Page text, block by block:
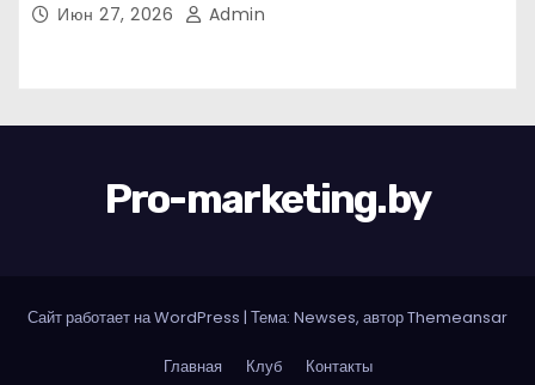
Июн 27, 2026 Admin
Pro-marketing.by
Сайт работает на WordPress | Тема: Newses, авторThemeansar
Главная Клуб Контакты